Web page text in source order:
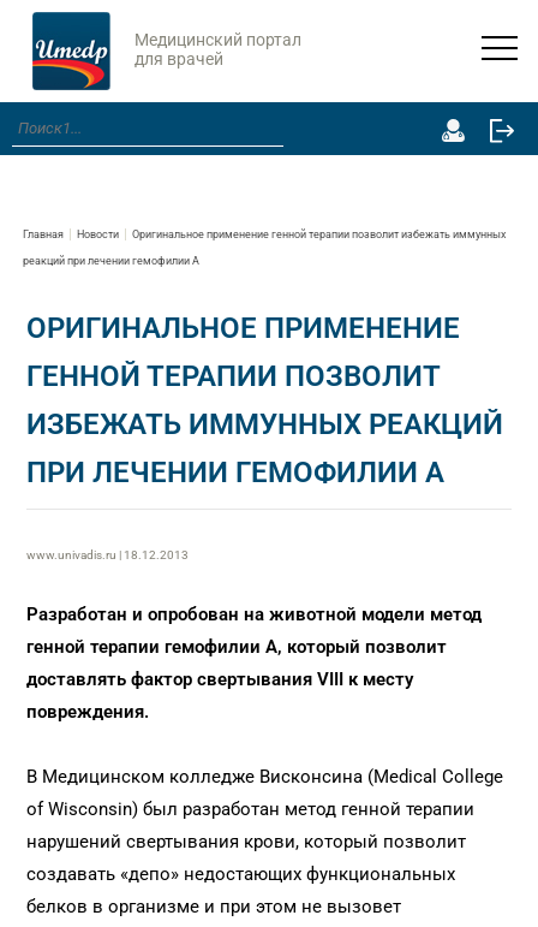
Медицинский портал
для врачей
Главная Новости Оригинальное применение генной терапии позволит избежать иммунных
реакций при лечении гемофилии А
ОРИГИНАЛЬНОЕ ПРИМЕНЕНИЕ
ГЕННОЙ ТЕРАПИИ ПОЗВОЛИТ
ИЗБЕЖАТЬ ИММУННЫХ РЕАКЦИЙ
ПРИ ЛЕЧЕНИИ ГЕМОФИЛИИ А
www.univadis.ru | 18.12.2013
Разработан и опробован на животной модели метод
генной терапии гемофилии А, который позволит
доставлять фактор свертывания VIII к месту
повреждения.
В Медицинском колледже Висконсина (Medical College
of Wisconsin) был разработан метод генной терапии
нарушений свертывания крови, который позволит
создавать «депо» недостающих функциональных
белков в организме и при этом не вызовет